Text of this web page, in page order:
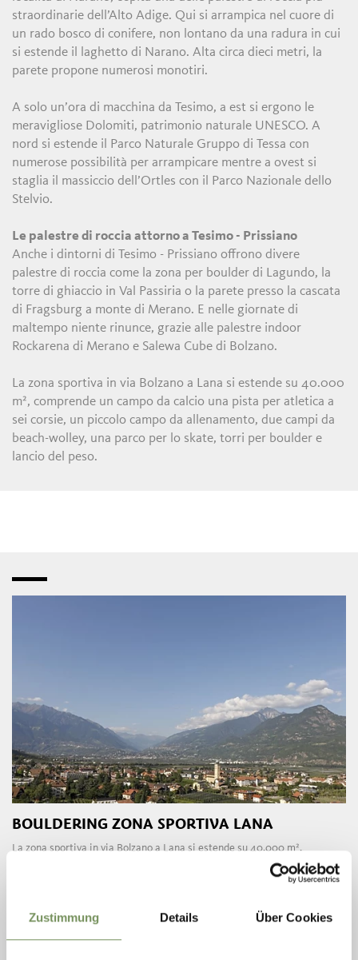
Zustimmung Details Über Cookies
straordinarie dell’Alto Adige. Qui si arrampica nel cuore di
un rado bosco di conifere, non lontano da una radura in cui
si estende il laghetto di Narano. Alta circa dieci metri, la
parete propone numerosi monotiri.
A solo un’ora di macchina da Tesimo, a est si ergono le
meravigliose Dolomiti, patrimonio naturale UNESCO. A
nord si estende il Parco Naturale Gruppo di Tessa con
numerose possibilità per arrampicare mentre a ovest si
staglia il massiccio dell’Ortles con il Parco Nazionale dello
Stelvio.
Le palestre di roccia attorno a Tesimo - Prissiano
Anche i dintorni di Tesimo - Prissiano offrono divere
palestre di roccia come la zona per boulder di Lagundo, la
torre di ghiaccio in Val Passiria o la parete presso la cascata
di Fragsburg a monte di Merano. E nelle giornate di
maltempo niente rinunce, grazie alle palestre indoor
Rockarena di Merano e Salewa Cube di Bolzano.
La zona sportiva in via Bolzano a Lana si estende su 40.000
m², comprende un campo da calcio una pista per atletica a
sei corsie, un piccolo campo da allenamento, due campi da
beach-wolley, una parco per lo skate, torri per boulder e
lancio del peso.
BOULDERING ZONA SPORTIVA LANA
La zona sportiva in via Bolzano a Lana si estende su 40.000 m²,
comprende un campo da calcio, una pista per atletica a sei corse, un
info@svlana.it
LEGGI DI PIÙ